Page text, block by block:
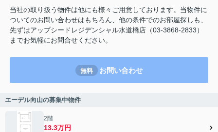
当社の取り扱う物件は他にも様々ご用意しております。当物件に
ついてのお問い合わせはもちろん、他の条件でのお部屋探しも、
先ずはアップシードレジデンシャル水道橋店（03-3868-2833）
までお気軽にお問合せください。
無料 お問い合わせ
エーデル向山の募集中物件
2階
13.3万円